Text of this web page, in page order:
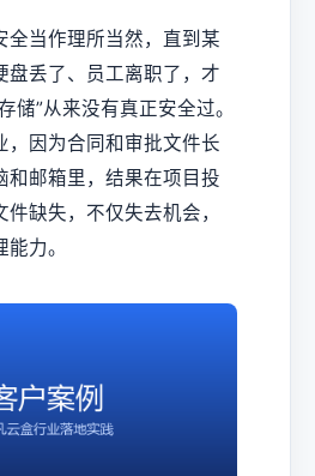
全当作理所当然，直到某
盘丢了、员工离职了，才
储”从来没有真正安全过。
，因为合同和审批文件长
和邮箱里，结果在项目投
缺失，不仅失去机会，
力。